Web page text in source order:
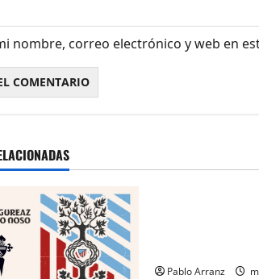
nombre, correo electrónico y web en
Pablo Arranz